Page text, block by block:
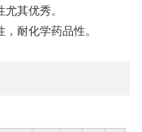
其优秀。
耐化学药品性。